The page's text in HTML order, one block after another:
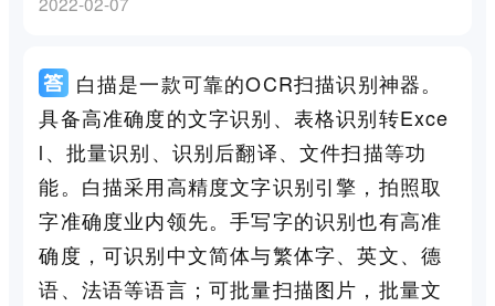
白描是一款可靠的OCR扫描识别神器。
具备高准确度的文字识别、表格识别转Exce
l、批量识别、识别后翻译、文件扫描等功
能。白描采用高精度文字识别引擎，拍照取
字准确度业内领先。手写字的识别也有高准
确度，可识别中文简体与繁体字、英文、德
语、法语等语言；可批量扫描图片，批量文